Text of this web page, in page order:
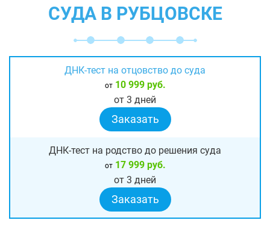
СУДА В РУБЦОВСКЕ
ДНК-тест на отцовство до суда
от10 999 руб.
от 3 дней
Заказать
ДНК-тест на родство до решения суда
от17 999 руб.
от 3 дней
Заказать